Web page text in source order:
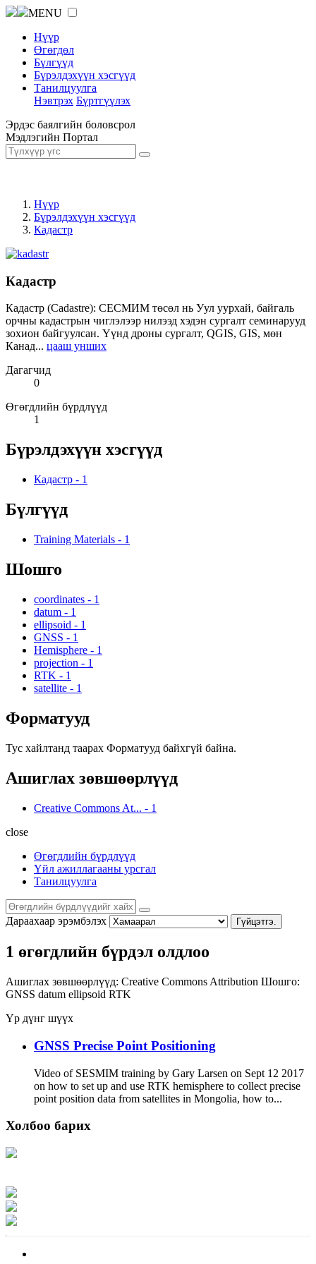
MENU
Нүүр
Өгөгдөл
Бүлгүүд
Бүрэлдэхүүн хэсгүүд
Танилцуулга
Нэвтрэх Бүртгүүлэх
Эрдэс баялгийн боловсрол
Мэдлэгийн Портал
Нүүр
Бүрэлдэхүүн хэсгүүд
Кадастр
Кадастр
Кадастр (Cadastre): СЕСМИМ төсөл нь Уул уурхай, байгаль
орчны кадастрын чиглэлээр нилээд хэдэн сургалт семинарууд
зохион байгуулсан. Үүнд дроны сургалт, QGIS, GIS, мөн
Канад... цааш унших
Дагагчид
0
Өгөгдлийн бүрдлүүд
1
Бүрэлдэхүүн хэсгүүд
Кадастр - 1
Бүлгүүд
Training Materials - 1
Шошго
coordinates - 1
datum - 1
ellipsoid - 1
GNSS - 1
Hemisphere - 1
projection - 1
RTK - 1
satellite - 1
Форматууд
Тус хайлтанд таарах Форматууд байхгүй байна.
Ашиглах зөвшөөрлүүд
Creative Commons At... - 1
close
Өгөгдлийн бүрдлүүд
Үйл ажиллагааны урсгал
Танилцуулга
Дараахаар эрэмбэлэх Гүйцэтгэ.
1 өгөгдлийн бүрдэл олдлоо
Ашиглах зөвшөөрлүүд: Creative Commons Attribution Шошго:
GNSS datum ellipsoid RTK
Үр дүнг шүүх
GNSS Precise Point Positioning
Video of SESMIM training by Gary Larsen on Sept 12 2017
on how to set up and use RTK hemisphere to collect precise
point position data from satellites in Mongolia, how to...
Холбоо барих